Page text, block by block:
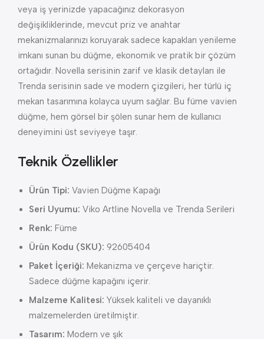
veya iş yerinizde yapacağınız dekorasyon
değişikliklerinde, mevcut priz ve anahtar
mekanizmalarınızı koruyarak sadece kapakları yenileme
imkanı sunan bu düğme, ekonomik ve pratik bir çözüm
ortağıdır. Novella serisinin zarif ve klasik detayları ile
Trenda serisinin sade ve modern çizgileri, her türlü iç
mekan tasarımına kolayca uyum sağlar. Bu füme vavien
düğme, hem görsel bir şölen sunar hem de kullanıcı
deneyimini üst seviyeye taşır.
Teknik Özellikler
Ürün Tipi: Vavien Düğme Kapağı
Seri Uyumu: Viko Artline Novella ve Trenda Serileri
Renk: Füme
Ürün Kodu (SKU): 92605404
Paket İçeriği: Mekanizma ve çerçeve hariçtir.
Sadece düğme kapağını içerir.
Malzeme Kalitesi: Yüksek kaliteli ve dayanıklı
malzemelerden üretilmiştir.
Tasarım: Modern ve şık